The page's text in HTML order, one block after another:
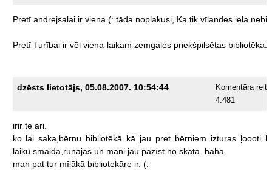
Pretī andrejsalai ir viena (: tāda noplakusi, Ka tik vīlandes iela
Pretī Turībai ir vēl viena-laikam zemgales priekšpilsētas bibliotēka.
dzēsts lietotājs, 05.08.2007. 10:54:44
Komentāra
4.481
irir te ari.
ko lai saka,bērnu bibliotēkā kā jau pret bērniem izturas ļoooti
laiku smaida,runājas un mani jau pazīst no skata.
haha.
man pat tur mīļākā bibliotekāre ir. (: